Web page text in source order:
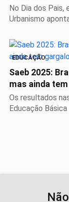
No Dia dos Pais,
Urbanismo
EDUCAÇÃO
Saeb 2025:
mas ainda
Os resultados
Educação